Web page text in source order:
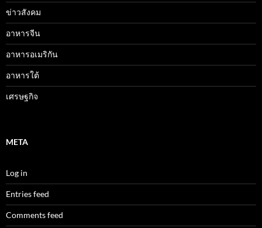
ข่าวสังคม
อาหารจีน
อาหารอเมริกัน
อาหารใต้
เศรษฐกิจ
META
Log in
Entries feed
Comments feed